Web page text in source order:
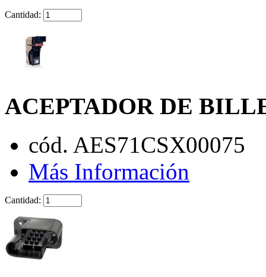
Cantidad:
ACEPTADOR DE
cód. AES71CSX00075
Más Información
Cantidad: